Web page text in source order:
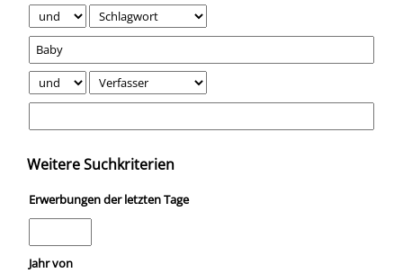
Weitere Suchkriterien
Erwerbungen der letzten Tage
Jahr von